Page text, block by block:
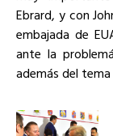
Ebrard, y con
embajada de
ante la
además del